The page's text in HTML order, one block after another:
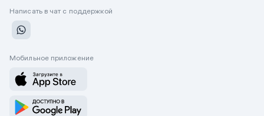
Написать в чат с поддержкой
Мобильное приложение